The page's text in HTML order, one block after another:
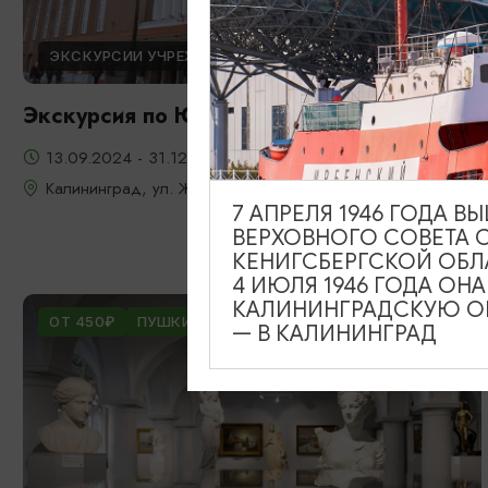
ЭКСКУРСИИ УЧРЕЖДЕНИЙ КУЛЬТУРЫ
Экскурсия по Южному вокзалу
13.09.2024 - 31.12.2026
Калининград, ул. Железнодорожная, д. 13-23
ОТ 450₽ ПУШКИНСКАЯ КАРТА
7 АПРЕЛЯ 1946 ГОДА
ВЕРХОВНОГО СОВЕТА
КЕНИГСБЕРГСКОЙ
4 ИЮЛЯ 1946 ГОДА
КАЛИНИНГРАДСКУЮ
— В КАЛИНИНГРАД